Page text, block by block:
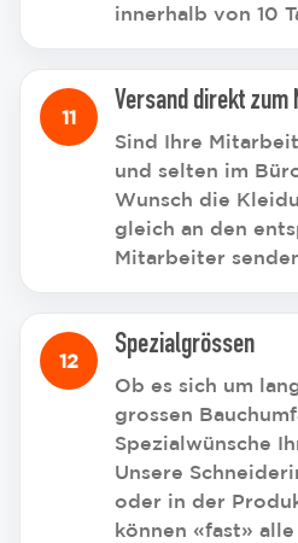
innerhalb von 10
Versand direkt zum
Sind Ihre
und selten im
Wunsch die
gleich an den
Mitarbeiter
Spezialgrössen
Ob es sich um
grossen
Spezialwünsche
Unsere
oder in der
können «fast»